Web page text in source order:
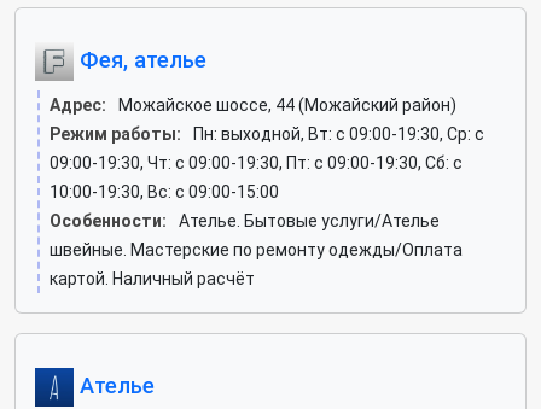
Фея, ателье
Адрес:
Можайское шоссе, 44 (Можайский район)
Режим работы:
Пн: выходной, Вт: c 09:00-19:30, Ср: c
09:00-19:30, Чт: c 09:00-19:30, Пт: c 09:00-19:30, Сб: c
10:00-19:30, Вс: c 09:00-15:00
Особенности:
Ателье. Бытовые услуги/Ателье
швейные. Мастерские по ремонту одежды/Оплата
картой. Наличный расчёт
Ателье